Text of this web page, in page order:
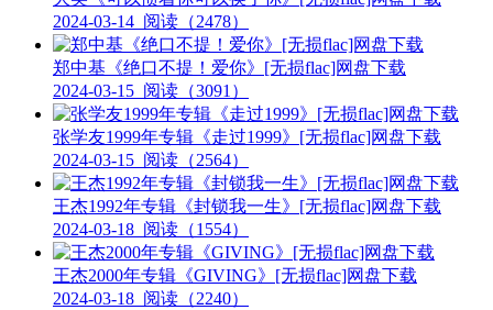
2024-03-14 阅读（2478）
郑中基《绝口不提！爱你》[无损flac]网盘下载
2024-03-15 阅读（3091）
张学友1999年专辑《走过1999》[无损flac]网盘下载
2024-03-15 阅读（2564）
王杰1992年专辑《封锁我一生》[无损flac]网盘下载
2024-03-18 阅读（1554）
王杰2000年专辑《GIVING》[无损flac]网盘下载
2024-03-18 阅读（2240）